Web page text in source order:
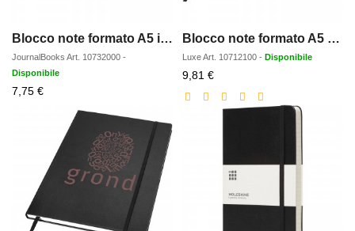
Blocco note formato A5 in TPU e sughero Evora
JournalBooks Art. 10732000 -
Disponibile
7,75 €Prezzo
Blocco note formato A5 Bound
LuxeArt. 10712100 - Disponibile
9,81 €Prezzo
scontato